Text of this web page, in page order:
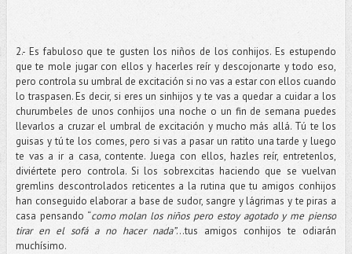
2.- Es fabuloso que te gusten los niños de los conhijos. Es estupendo
que te mole jugar con ellos y hacerles reír y descojonarte y todo eso,
pero controla su umbral de excitación si no vas a estar con ellos cuando
lo traspasen. Es decir, si eres un sinhijos y te vas a quedar a cuidar a los
churumbeles de unos conhijos una noche o un fin de semana puedes
llevarlos a cruzar el umbral de excitación y mucho más allá. Tú te los
guisas y tú te los comes, pero si vas a pasar un ratito una tarde y luego
te vas a ir a casa, contente. Juega con ellos, hazles reír, entretenlos,
diviértete pero controla. Si los sobrexcitas haciendo que se vuelvan
gremlins descontrolados reticentes a la rutina que tu amigos conhijos
han conseguido elaborar a base de sudor, sangre y lágrimas y te piras a
casa pensando “como molan los niños pero estoy agotado y me pienso
tirar en el sofá a no hacer nada”…tus amigos conhijos te odiarán
muchísimo.